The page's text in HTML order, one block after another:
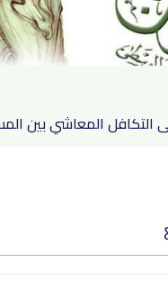
التكافل المعاشي بين